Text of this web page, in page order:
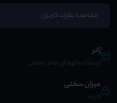
مشاهده نظرات کاربران
ژانر
ترسناک،دلهره آور،تئاتر تعاملی
میزان سختی
9 از 10